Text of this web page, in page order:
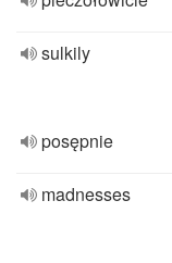
sulkily
posępnie
madnesses